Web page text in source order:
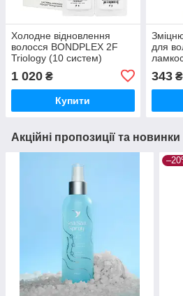
Холодне відновлення
волосся BONDPLEX 2F
Triology (10 систем)
1 020 ₴
Купити
для
мл
343₴
Акційні пропозиції та новинки